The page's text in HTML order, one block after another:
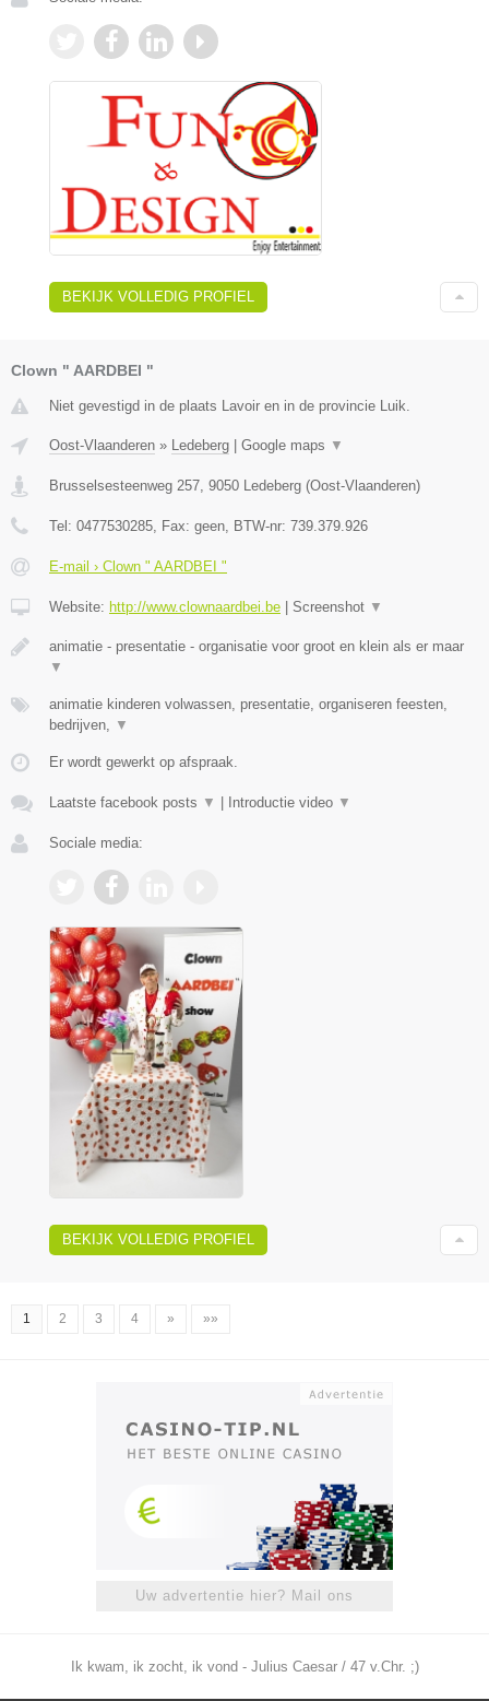
BEKIJK VOLLEDIG PROFIEL
Clown " AARDBEI "
Niet gevestigd in de plaats Lavoir en in de provincie Luik.
Oost-Vlaanderen » Ledeberg Google maps ▼
Brusselsesteenweg 257, 9050 Ledeberg (Oost-Vlaanderen)
Tel: 0477530285, Fax: geen, BTW-nr: 739.379.926
E-mail › Clown " AARDBEI "
Website: http://www.clownaardbei.be Screenshot ▼
animatie - presentatie - organisatie voor groot en klein als er maar
▼
animatie kinderen volwassen, presentatie, organiseren feesten,
bedrijven, ▼
Er wordt gewerkt op afspraak.
Laatste facebook posts ▼ Introductie video ▼
Sociale media:
BEKIJK VOLLEDIG PROFIEL
1 2 3 4 » »»
Uw advertentie hier? Mail ons
Ik kwam, ik zocht, ik vond - Julius Caesar / 47 v.Chr. ;)